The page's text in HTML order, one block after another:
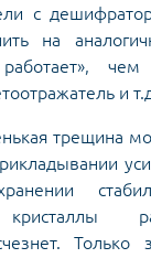
с
на
чем
и
трещина
кристаллы
Только